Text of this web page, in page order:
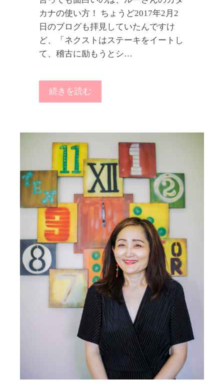
カナの使い方！ ちょうど2017年2月2
日のブログも拝見していたんですけ
ど、「ネクストはステーキをイートし
て、稽古に励もうとシ…
続きを読む